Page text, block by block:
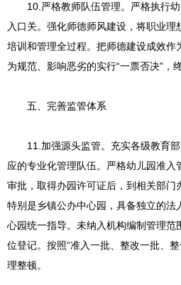
10.严格教师队伍管理。严格执行幼
入口关。强化师德师风建设，将职业
培训和管理全过程。把师德建设成效
为规范、影响恶劣的实行“一票否决”，
五、完善监管体系
11.加强源头监管。充实各级教育部
应的专业化管理队伍。严格幼儿园准入
审批，取得办园许可证后，到相关部
特别是乡镇公办中心园，具备独立的
心园统一指导。未纳入机构编制管理
位登记。按照“准入一批、整改一批、
理整顿。